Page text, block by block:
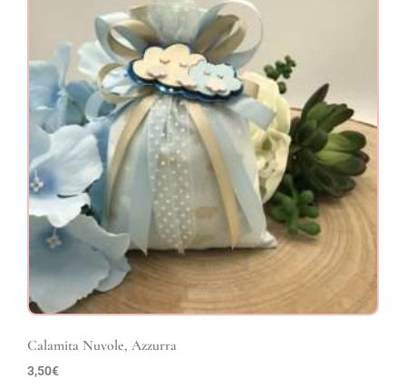
Calamita Nuvole, Azzurra
3,50€